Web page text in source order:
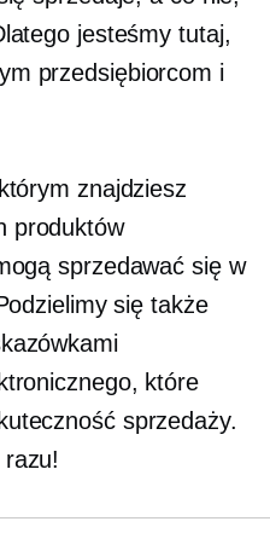
jesteśmy tutaj,
przedsiębiorcom i
znajdziesz
produktów
sprzedawać się w
się także
które
sprzedaży.